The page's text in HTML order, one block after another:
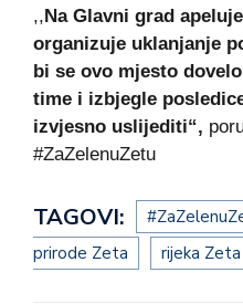
,, Na Glavni grad
organizuje uklanjanje
bi se ovo mjesto
time i izbjegle
izvjesno uslijediti“,
#ZaZelenuZetu
TAGOVI:
prirode Zeta
rijeka Zeta